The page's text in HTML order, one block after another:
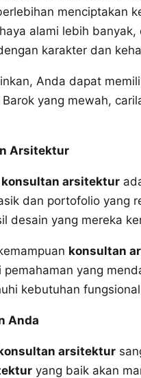
menciptakan
alami lebih
karakter dan
Anda dapat
yang mewah,
Arsitektur
konsultan arsitektur
dan portofolio yang
desain yang mereka
konsultan
pemahaman yang
kebutuhan
Anda
arsitektur
yang baik akan